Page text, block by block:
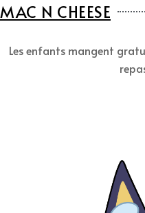
MAC N CHEESE
Les enfants mangent